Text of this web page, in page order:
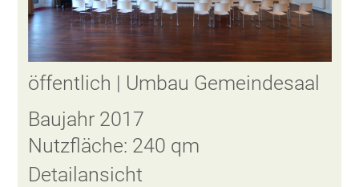
öffentlich | Umbau Gemeindesaal
Baujahr 2017
Nutzfläche: 240 qm
Detailansicht